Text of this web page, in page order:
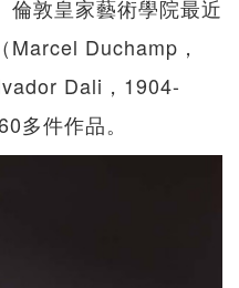
倫敦皇家藝術學院最近
Marcel Duchamp，
Dali，1904-
多件作品。